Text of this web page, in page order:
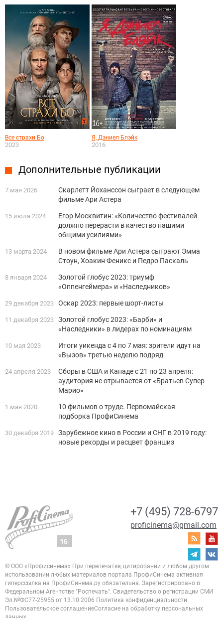
Все страхи Бо
2023
Я, Дэниел Блэйк
2016
Дополнительные публикации
7 мая 2026
Скарлетт Йоханссон сыграет в следующем
фильме Ари Астера
15 июля 2024
Егор Москвитин: «Количество фестивалей
должно перерасти в качество нашими
общими усилиями»
13 марта 2024
В новом фильме Ари Астера сыграют Эмма
Стоун, Хоакин Феникс и Педро Паскаль
8 января 2024
Золотой глобус 2023: триумф
«Оппенгеймера» и «Наследников»
29 декабря 2023 Оскар 2023: первые шорт-листы
11 декабря 2023 Золотой глобус 2023: «Барби» и
«Наследники» в лидерах по номинациям
10 мая 2023
Итоги уикенда с 4 по 7 мая: зрители идут на
«Вызов» третью неделю подряд
24 апреля 2023
Сборы в США и Канаде с 21 по 23 апреля:
аудитория не отрывается от «Братьев Супер
Марио»
1 мая 2020
10 фильмов о труде. Первомайская
подборка ПрофиСинема
30 декабря 2019 Зарубежное кино в России и СНГ в 2019 году:
новые рекорды и расцвет франшиз
+7 (495) 728-6797
proficinema@gmail.com
© ООО «Профисинема» При перепечатке, цитировании и любом другом
использовании любых материалов портала ПрофиСинема активная
гиперссылка на ПрофиСинема.ру обязательна. Зарегистрировано в
Федеральном Агентстве "Роспечать". Свидетельство о регистрации СМИ
Эл.№ФС77-25955 от 13.10.2006 Политика конфиденциальности
Пользовательское соглашениеСогласие на обработку персональных